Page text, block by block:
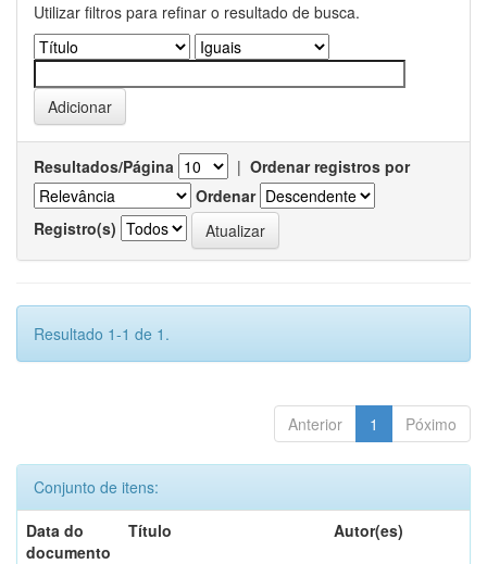
Utilizar filtros para refinar o resultado de busca.
Resultados/Página | Ordenar registros por
Ordenar
Registro(s)
Resultado 1-1 de 1.
Anterior 1 Póximo
Conjunto de itens:
Data do
documento
Título Autor(es)